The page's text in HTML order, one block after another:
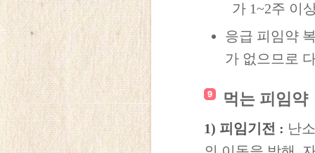
가 1~2주 이
응급 피임약
가 없으므로
먹는 피임약
1) 피임기전 : 난